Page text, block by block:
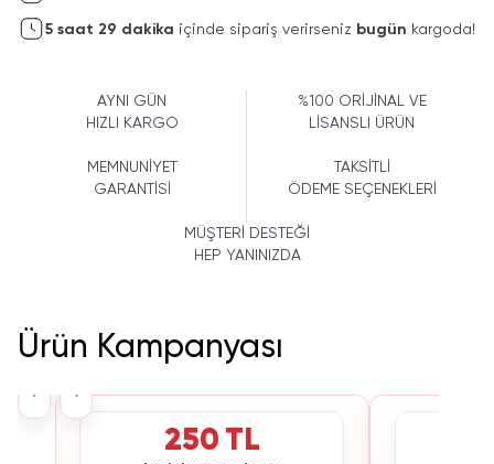
5 saat 29 dakika içinde sipariş verirseniz bugün kargoda!
AYNI GÜN
HIZLI KARGO
%100 ORİJİNAL VE
LİSANSLI ÜRÜN
MEMNUNİYET
GARANTİSİ
TAKSİTLİ
ÖDEME SEÇENEKLERİ
MÜŞTERİ DESTEĞİ
HEP YANINIZDA
Ürün Kampanyası
‹
›
250 TL